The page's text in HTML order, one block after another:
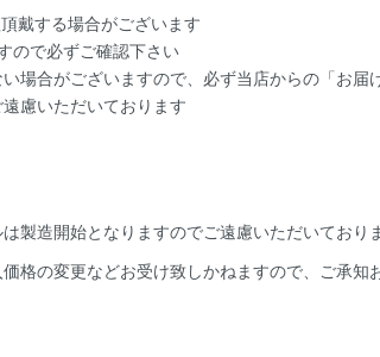
戴する場合がございます
ので必ずご確認下さい
合がございますので、必ず当店からの「お
慮いただいております
製造開始となりますのでご遠慮いただいておりま
格の変更などお受け致しかねますので、ご承知